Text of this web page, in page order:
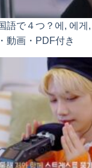
語で４つ？에, 에게,
・動画・PDF付き